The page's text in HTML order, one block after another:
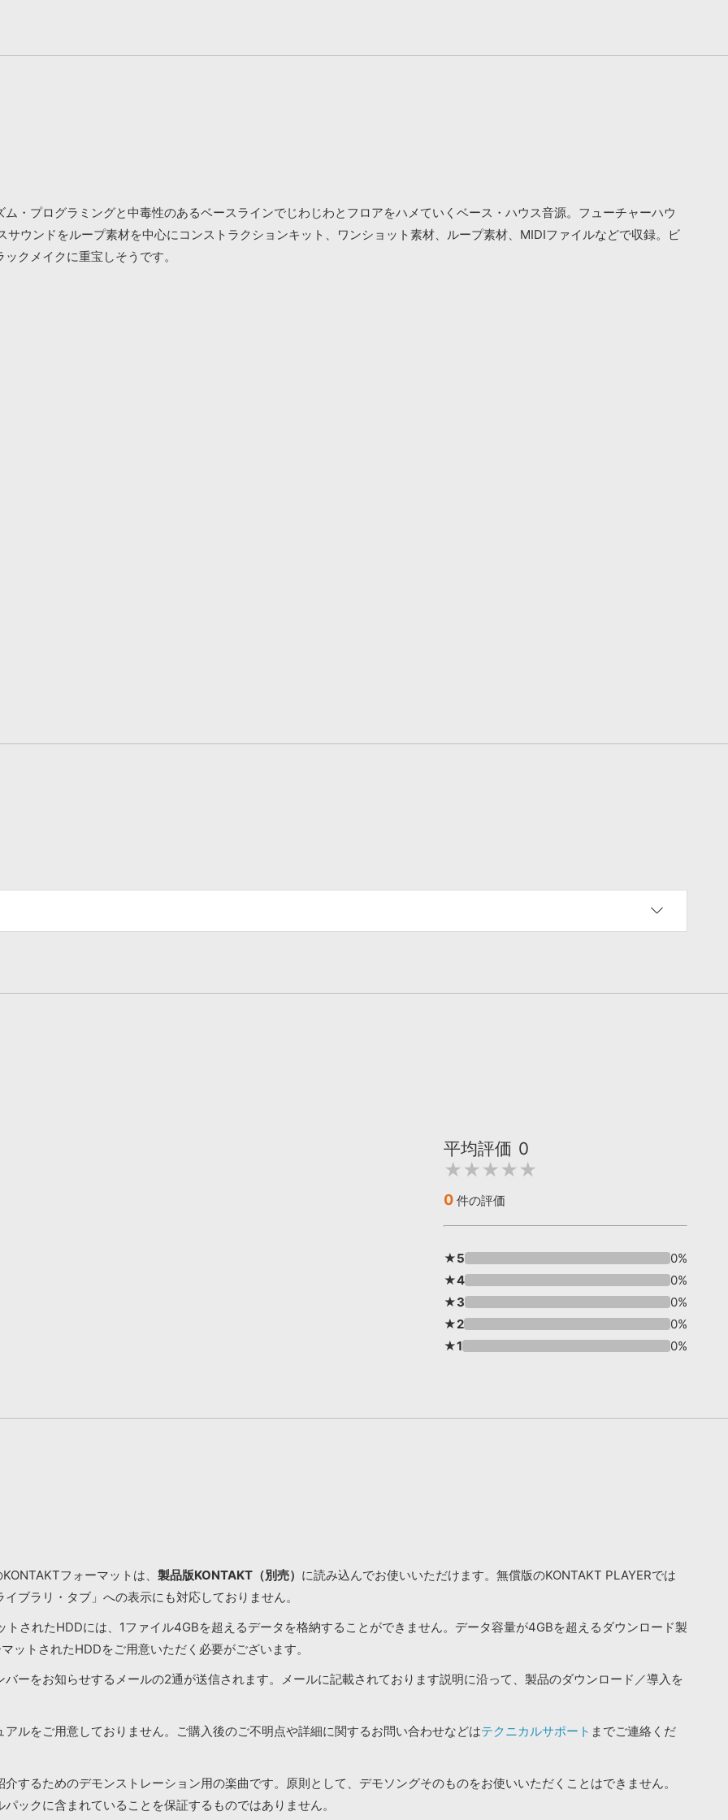
・プログラミングと中毒性のあるベースラインでじわじわとフロアをハメていくベース・ハウス音源。フューチャーハウ
ウンドをループ素材を中心にコンストラクションキット、ワンショット素材、ループ素材、MIDIファイルなどで収録。ビ
クメイクに重宝しそうです。
平均評価 0
★★★★★
0 件の評価
★5
0%
★4
0%
★3
0%
★2
0%
★1
0%
フォーマットは、 製品版KONTAKT（別売） に読み込んでお使いいただけます。無償版のKONTAKT PLAYERでは
ブラリ・タブ」への表示にも対応しておりません。
トされたHDDには、1ファイル4GBを超えるデータを格納することができません。データ容量が4GBを超えるダウンロード製
ットされたHDDをご用意いただく必要がございます。
ーをお知らせするメールの2通が送信されます。メールに記載されております説明に沿って、製品のダウンロード／導入を
ルをご用意しておりません。ご購入後のご不明点や詳細に関するお問い合わせなどはテクニカルサポート までご連絡くだ
するためのデモンストレーション用の楽曲です。原則として、デモソングそのものをお使いいただくことはできません。
ックに含まれていることを保証するものではありません。